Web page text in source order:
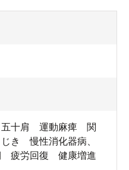
十肩 運動麻痺 関
き 慢性消化器病、
疲労回復 健康増進